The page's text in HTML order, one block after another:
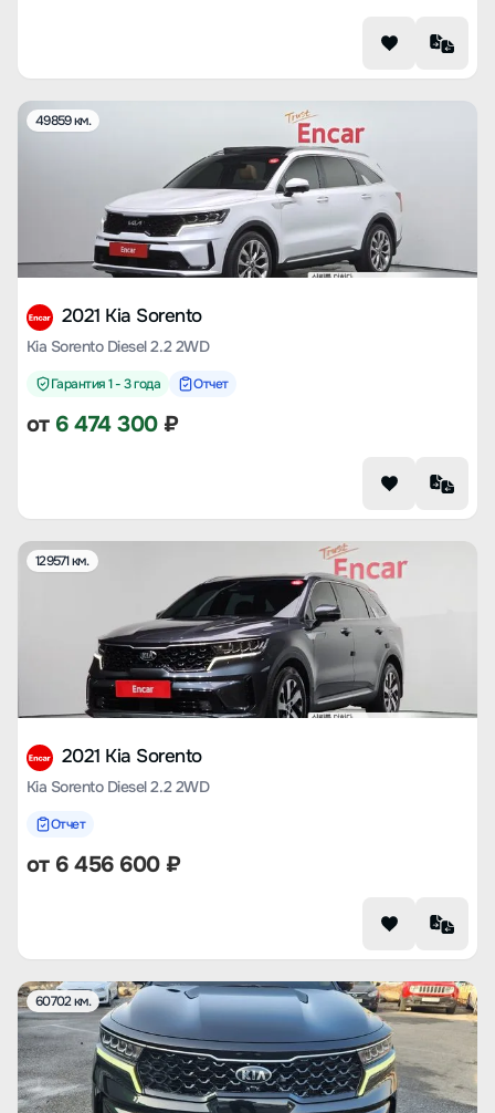
49859 км.
2021 Kia Sorento
Kia Sorento Diesel 2.2 2WD
Гарантия 1 - 3 года Отчет
от 6 474 300₽
129571 км.
2021 Kia Sorento
Kia Sorento Diesel 2.2 2WD
Отчет
от 6 456 600₽
60702 км.